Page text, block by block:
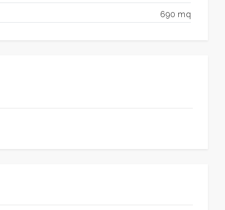
690 mq